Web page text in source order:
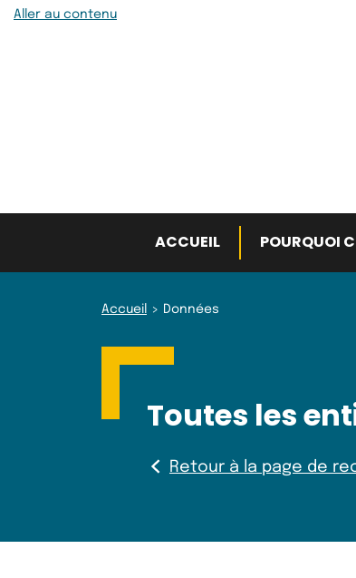
Aller au contenu
ACCUEIL POURQUOI
Accueil Données
Toutes les
Retour à la page de